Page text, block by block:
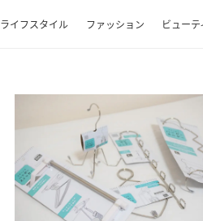
ライフスタイル ファッション ビューテ